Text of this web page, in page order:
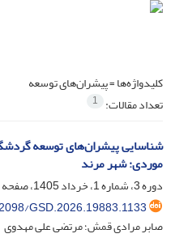
کلیدواژه‌ها =پیشران‌های توسعه
تعداد مقالات: 1
شناسایی پیشران‌های توسعه
موردی: شهر مرند
دوره 3، شماره 1، خرداد 1405، صفحه
GSD.2026.19883.1133
صابر مرادی قمش؛ مرتضی علی مهدوی